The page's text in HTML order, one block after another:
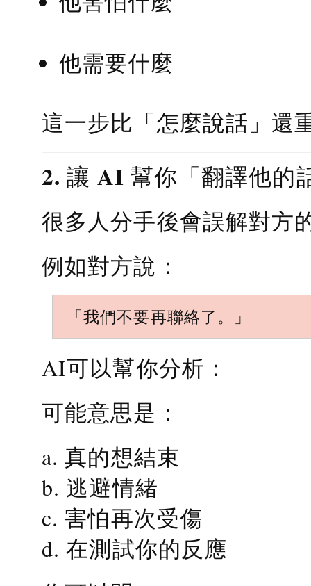
他需要什麼
這一步比「怎麼說話」還
2. 讓 AI 幫你「翻譯他的
很多人分手後會誤解對方
例如對方說：
「我們不要再聯絡了。」
AI可以幫你分析：
可能意思是：
a. 真的想結束
b. 逃避情緒
c. 害怕再次受傷
d. 在測試你的反應